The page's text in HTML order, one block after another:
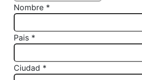
Nombre *
Pais *
Ciudad *